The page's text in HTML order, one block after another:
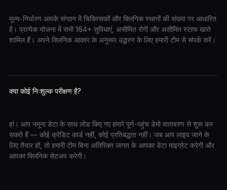
मूल्य-निर्धारण आपके संगठन में चिकित्सकों और क्लिनिक स्थानों की संख्या पर आधारित
है। प्रत्येक योजना में सभी 164+ सुविधाएं, असीमित रोगी और असीमित स्टाफ खाते
शामिल हैं। अपने क्लिनिक आकार के अनुरूप उद्धरण के लिए हमारी टीम से संपर्क करें।
क्या कोई निःशुल्क परीक्षण है?
हां। आप नमूना डेटा के साथ लोड किए गए हमारे पूर्ण-पहुंच डेमो वातावरण से शुरू कर
सकते हैं — कोई क्रेडिट कार्ड नहीं, कोई प्रतिबद्धता नहीं। जब आप लाइव जाने के
लिए तैयार हों, तो हमारी टीम बिना अतिरिक्त लागत के आपका डेटा माइग्रेट करेगी और
आपका क्लिनिक सेटअप करेगी।